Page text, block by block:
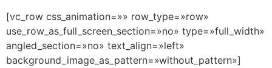
[vc_row css_animation=»» row_type=»row»
use_row_as_full_screen_section=»no» type=»full_width»
angled_section=»no» text_align=»left»
background_image_as_pattern=»without_pattern»]